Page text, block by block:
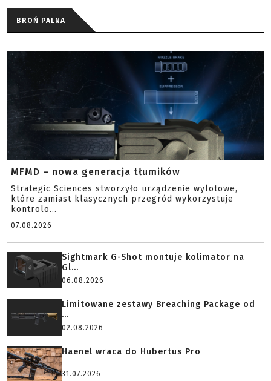
BROŃ PALNA
MFMD – nowa generacja tłumików
Strategic Sciences stworzyło urządzenie wylotowe,
które zamiast klasycznych przegród wykorzystuje
kontrolo...
07.08.2026
Sightmark G-Shot montuje kolimator na
Gl...
06.08.2026
Limitowane zestawy Breaching Package od
...
02.08.2026
Haenel wraca do Hubertus Pro
31.07.2026